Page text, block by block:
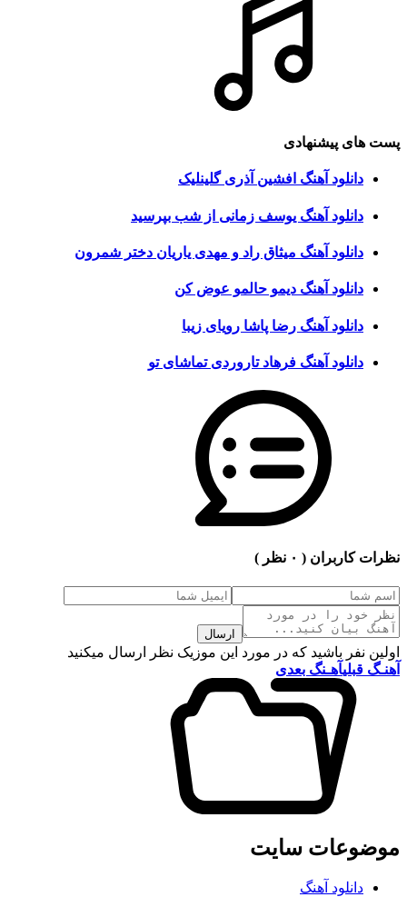
پست های پیشنهادی
دانلود آهنگ افشین آذری گلینلیک
دانلود آهنگ یوسف زمانی از شب بپرسید
دانلود آهنگ میثاق راد و مهدی یاریان دختر شمرون
دانلود آهنگ دیمو حالمو عوض کن
دانلود آهنگ رضا پاشا رویای زیبا
دانلود آهنگ فرهاد تاروردی تماشای تو
نظرات کاربران ( ۰ نظر )
ارسال
اولین نفر باشید که در مورد این موزیک نظر ارسال میکنید
آهنـگ قبلیآهـنگ بعدی
موضوعات سایت
دانلود آهنگ